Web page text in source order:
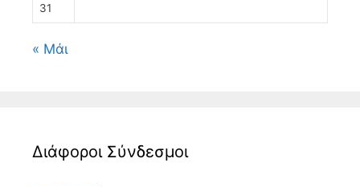
31
« Μάι
Διάφοροι Σύνδεσμοι